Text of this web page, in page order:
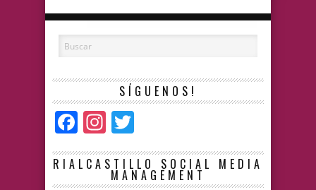
SÍGUENOS!
Facebook
Instagram
RIALCASTILLO SOCIAL MEDIA
MANAGEMENT